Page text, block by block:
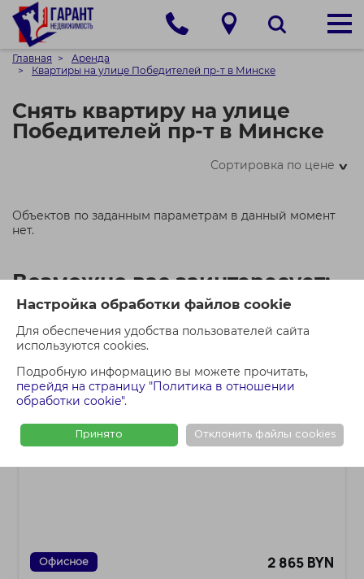
Настройка обработки файлов cookie
Для обеспечения удобства пользователей сайта
используются cookies.
Подробную информацию вы можете прочитать,
перейдя на страницу "Политика в отношении
обработки cookie".
Принято Отклонить файлы cookies
Главная
Аренда
Квартиры на улице Победителей пр-т в Минске
Снять квартиру на улице
Победителей пр-т в Минске
Сортировка по цене>
Объектов по заданным параметрам в данный момент
нет.
Возможно вас заинтересует:
Офисное 2 865 BYN